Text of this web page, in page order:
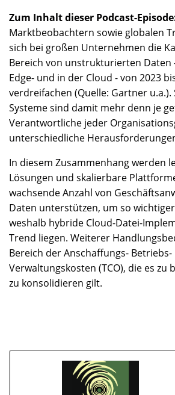
Zum Inhalt dieser Podcast-
Marktbeobachtern sowie globalen
sich bei großen Unternehmen die
Bereich von unstrukturierten Daten
Edge- und in der Cloud - von 2023
verdreifachen (Quelle: Gartner u.a.).
Systeme sind damit mehr denn je
Verantwortliche jeder
unterschiedliche
In diesem Zusammenhang werden
Lösungen und skalierbare
wachsende Anzahl von
Daten unterstützen, um so
weshalb hybride Cloud-Datei-
Trend liegen. Weiterer
Bereich der Anschaffungs- Betriebs-
Verwaltungskosten (TCO), die es zu
zu konsolidieren gilt.